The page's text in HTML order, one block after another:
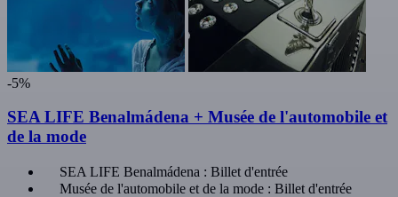
-5%
SEA LIFE Benalmádena + Musée de l'automobile et
de la mode
SEA LIFE Benalmádena : Billet d'entrée
Musée de l'automobile et de la mode : Billet d'entrée